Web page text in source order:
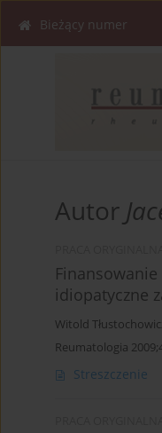
Bieżący numer
Autor
idiopatyczne
Witold
Reumatologia
Streszczenie